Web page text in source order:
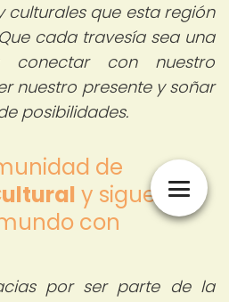
culturales que esta región
cada travesía sea una
conectar con nuestro
nuestro presente y soñar
posibilidades.
de
y sigue
con
por ser parte de la